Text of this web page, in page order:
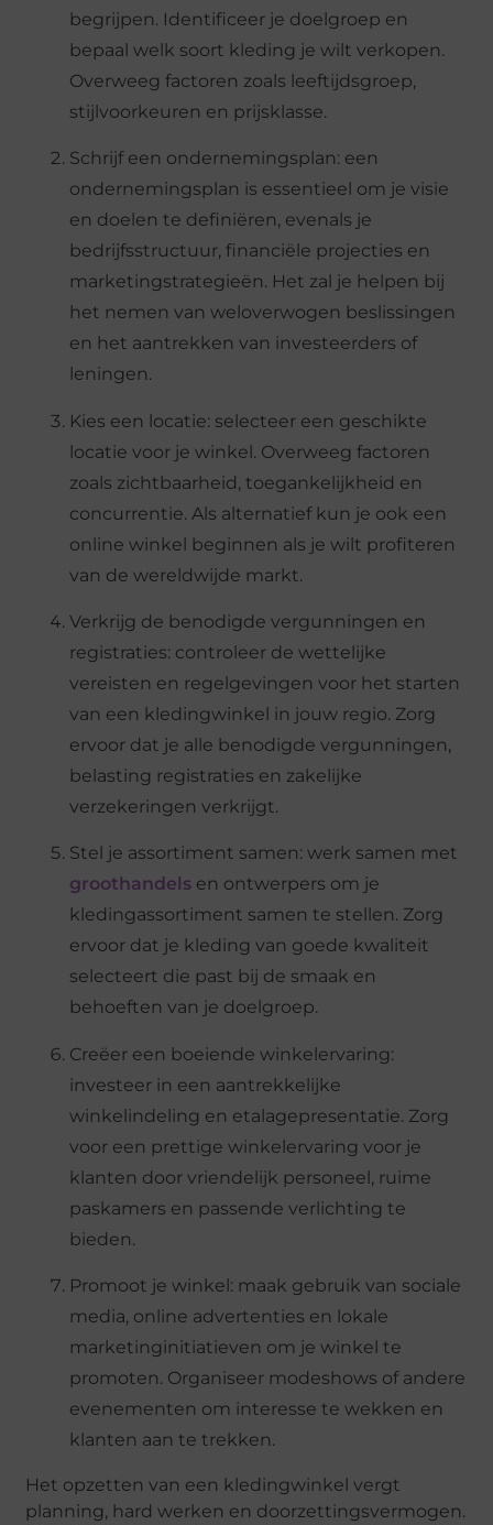
begrijpen. Identificeer je doelgroep en
bepaal welk soort kleding je wilt verkopen.
Overweeg factoren zoals leeftijdsgroep,
stijlvoorkeuren en prijsklasse.
Schrijf een ondernemingsplan: een
ondernemingsplan is essentieel om je visie
en doelen te definiëren, evenals je
bedrijfsstructuur, financiële projecties en
marketingstrategieën. Het zal je helpen bij
het nemen van weloverwogen beslissingen
en het aantrekken van investeerders of
leningen.
Kies een locatie: selecteer een geschikte
locatie voor je winkel. Overweeg factoren
zoals zichtbaarheid, toegankelijkheid en
concurrentie. Als alternatief kun je ook een
online winkel beginnen als je wilt profiteren
van de wereldwijde markt.
Verkrijg de benodigde vergunningen en
registraties: controleer de wettelijke
vereisten en regelgevingen voor het starten
van een kledingwinkel in jouw regio. Zorg
ervoor dat je alle benodigde vergunningen,
belasting registraties en zakelijke
verzekeringen verkrijgt.
Stel je assortiment samen: werk samen met
groothandels en ontwerpers om je
kledingassortiment samen te stellen. Zorg
ervoor dat je kleding van goede kwaliteit
selecteert die past bij de smaak en
behoeften van je doelgroep.
Creëer een boeiende winkelervaring:
investeer in een aantrekkelijke
winkelindeling en etalagepresentatie. Zorg
voor een prettige winkelervaring voor je
klanten door vriendelijk personeel, ruime
paskamers en passende verlichting te
bieden.
Promoot je winkel: maak gebruik van sociale
media, online advertenties en lokale
marketinginitiatieven om je winkel te
promoten. Organiseer modeshows of andere
evenementen om interesse te wekken en
klanten aan te trekken.
Het opzetten van een kledingwinkel vergt
planning, hard werken en doorzettingsvermogen.